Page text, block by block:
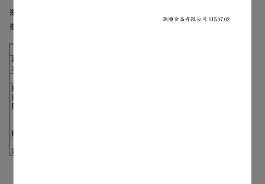
※本產品含有堅果、大豆、麩質穀物類，不適合其過敏體質者食用
※本產品之生產廠房亦有生產花生、牛奶及其製品